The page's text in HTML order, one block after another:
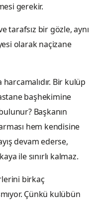
gerekir.
tarafsız bir gözle, aynı
olarak naçizane
harcamalıdır. Bir kulüp
başhekimine
Başkanın
hem kendisine
devam ederse,
ile sınırlı kalmaz.
birkaç
Çünkü kulübün